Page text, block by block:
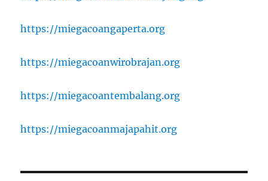
https://miegacoangaperta.org
https://miegacoanwirobrajan.org
https://miegacoantembalang.org
https://miegacoanmajapahit.org